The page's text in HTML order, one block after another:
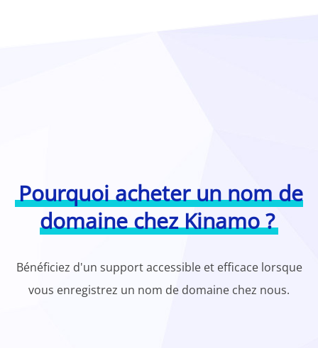
Pourquoi acheter un nom de
domaine chez Kinamo ?
Bénéficiez d'un support accessible et efficace lorsque
vous enregistrez un nom de domaine chez nous.